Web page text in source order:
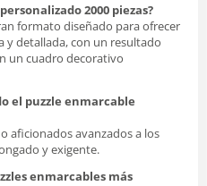
2000 piezas?
formato diseñado para ofrecer
y detallada, con un resultado
un cuadro decorativo
el puzzle enmarcable
aficionados avanzados a los
y exigente.
enmarcables más